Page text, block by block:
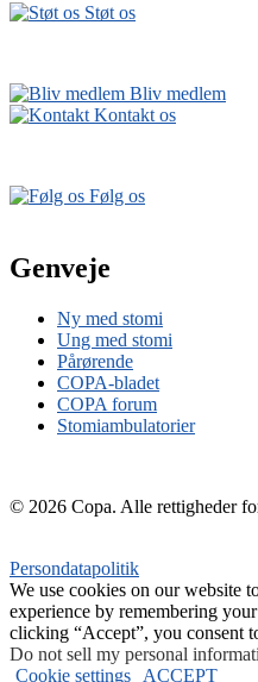
Støt os
Bliv medlem
Kontakt os
Følg os
Genveje
Ny med stomi
Ung med stomi
Pårørende
COPA-bladet
COPA forum
Stomiambulatorier
© 2026 Copa. Alle rettigheder
Persondatapolitik
We use cookies on our website
experience by remembering
clicking “Accept”, you consent
Do not sell my personal
Cookie settings
ACCEPT